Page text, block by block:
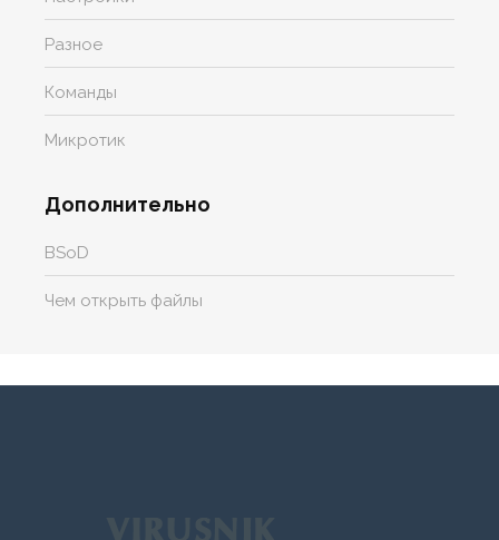
Разное
Команды
Микротик
Дополнительно
BSoD
Чем открыть файлы